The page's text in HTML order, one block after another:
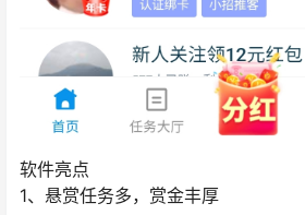
软件亮点
1、悬赏任务多，赏金丰厚